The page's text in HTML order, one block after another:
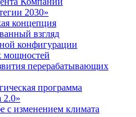
2030»
концепция
взгляд
конфигурации
мощностей
перерабатывающих
программа
2.0»
с изменением климата